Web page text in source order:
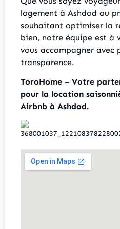
logement à Ashdod ou
souhaitant optimiser la
bien, notre équipe est à
vous accompagner avec
transparence.
ToroHome – Votre
pour la location
Airbnb à Ashdod.